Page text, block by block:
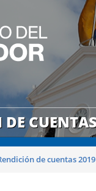
de cuentas 2019